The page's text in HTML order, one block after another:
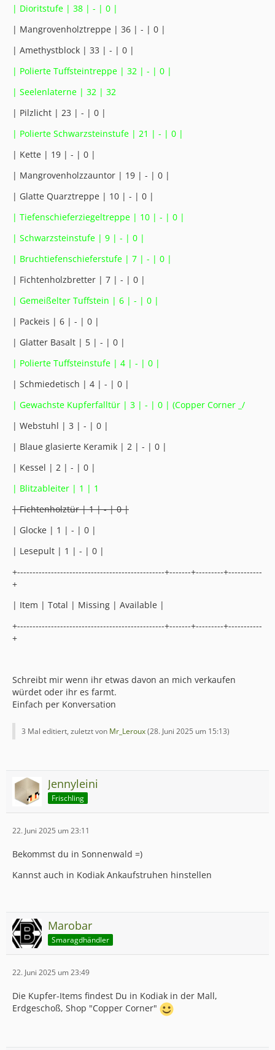
| Dioritstufe | 38 | - | 0 |
| Mangrovenholztreppe | 36 | - | 0 |
| Amethystblock | 33 | - | 0 |
| Polierte Tuffsteintreppe | 32 | - | 0 |
| Seelenlaterne | 32 | 32
| Pilzlicht | 23 | - | 0 |
| Polierte Schwarzsteinstufe | 21 | - | 0 |
| Kette | 19 | - | 0 |
| Mangrovenholzzauntor | 19 | - | 0 |
| Glatte Quarztreppe | 10 | - | 0 |
| Tiefenschieferziegeltreppe | 10 | - | 0 |
| Schwarzsteinstufe | 9 | - | 0 |
| Bruchtiefenschieferstufe | 7 | - | 0 |
| Fichtenholzbretter | 7 | - | 0 |
| Gemeißelter Tuffstein | 6 | - | 0 |
| Packeis | 6 | - | 0 |
| Glatter Basalt | 5 | - | 0 |
| Polierte Tuffsteinstufe | 4 | - | 0 |
| Schmiedetisch | 4 | - | 0 |
| Gewachste Kupferfalltür | 3 | - | 0 | (Copper Corner _/
| Webstuhl | 3 | - | 0 |
| Blaue glasierte Keramik | 2 | - | 0 |
| Kessel | 2 | - | 0 |
| Blitzableiter | 1 | 1
| Fichtenholztür | 1 | - | 0 |
| Glocke | 1 | - | 0 |
| Lesepult | 1 | - | 0 |
+------------------------------------------------+-------+---------+-----------
+
| Item | Total | Missing | Available |
+------------------------------------------------+-------+---------+-----------
+
Schreibt mir wenn ihr etwas davon an mich verkaufen
würdet oder ihr es farmt.
Einfach per Konversation
3 Mal editiert, zuletzt von Mr_Leroux(28. Juni 2025 um 15:13)
Jennyleini
Frischling
22. Juni 2025 um 23:11
Bekommst du in Sonnenwald =)
Kannst auch in Kodiak Ankaufstruhen hinstellen
Marobar
Smaragdhändler
22. Juni 2025 um 23:49
Die Kupfer-Items findest Du in Kodiak in der Mall,
Erdgeschoß, Shop "Copper Corner"